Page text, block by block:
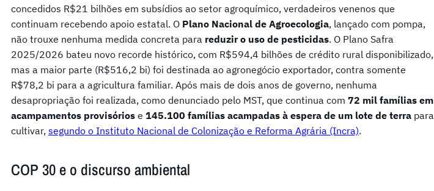
concedidos R$21 bilhões em subsídios ao setor agroquímico, verdadeiros venenos que
continuam recebendo apoio estatal. O Plano Nacional de Agroecologia, lançado com pompa,
não trouxe nenhuma medida concreta para reduzir o uso de pesticidas. O Plano Safra
2025/2026 bateu novo recorde histórico, com R$594,4 bilhões de crédito rural disponibilizado,
mas a maior parte (R$516,2 bi) foi destinada ao agronegócio exportador, contra somente
R$78,2 bi para a agricultura familiar. Após mais de dois anos de governo, nenhuma
desapropriação foi realizada, como denunciado pelo MST, que continua com 72 mil famílias em
acampamentos provisórios e 145.100 famílias acampadas à espera de um lote de terra para
cultivar, segundo o Instituto Nacional de Colonização e Reforma Agrária (Incra).
COP 30 e o discurso ambiental